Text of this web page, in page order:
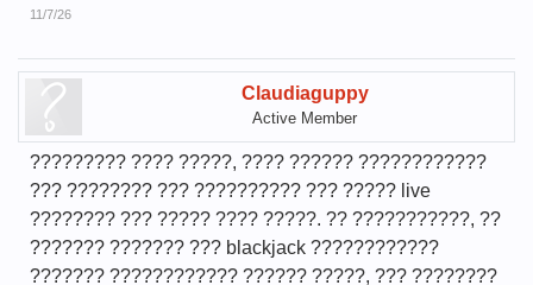
11/7/26
Claudiaguppy
Active Member
????????? ???? ?????, ???? ?????? ????????????
??? ???????? ??? ?????????? ??? ????? live
???????? ??? ????? ???? ?????. ?? ???????????, ??
??????? ??????? ??? blackjack ????????????
??????? ???????????? ?????? ?????, ??? ????????